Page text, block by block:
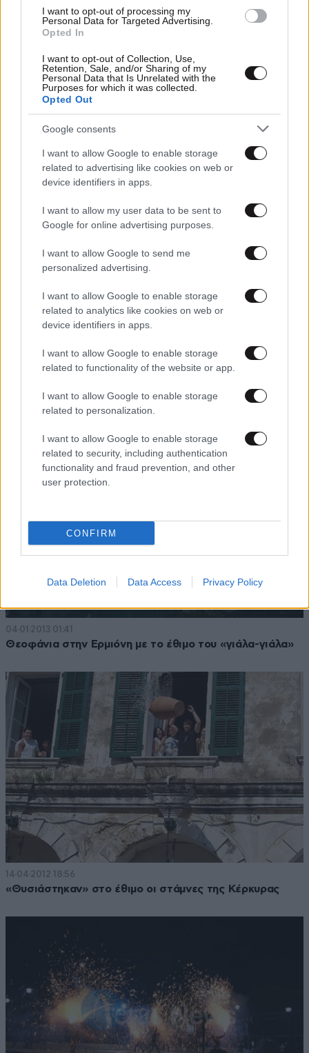
I want to opt-out of processing my
Personal Data for Targeted Advertising.
Opted In
I want to opt-out of Collection, Use,
Retention, Sale, and/or Sharing of my
Personal Data that Is Unrelated with the
Purposes for which it was collected.
Opted Out
Google consents
I want to allow Google to enable storage
related to advertising like cookies on web or
device identifiers in apps.
I want to allow my user data to be sent to
Google for online advertising purposes.
I want to allow Google to send me
personalized advertising.
I want to allow Google to enable storage
related to analytics like cookies on web or
device identifiers in apps.
I want to allow Google to enable storage
related to functionality of the website or app.
I want to allow Google to enable storage
related to personalization.
I want to allow Google to enable storage
related to security, including authentication
functionality and fraud prevention, and other
user protection.
CONFIRM
Data Deletion Data Access Privacy Policy
04·03·2013 18:52
Τσικνοπέμπτη
Επιδρομή Αράπηδων στον Προφήτη
04·01·2013 01:41
Θεοφάνια στην Ερμιόνη με το έθιμο του «γιάλα-γιάλα»
14·04·2012 18:56
«Θυσιάστηκαν» στο έθιμο οι στάμνες της Κέρκυρας